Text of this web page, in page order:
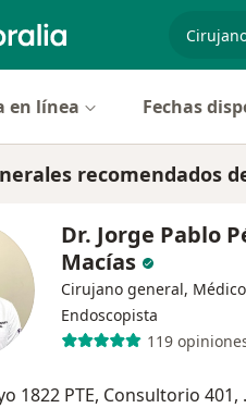
en línea Fechas
recomendados
Dr. Jorge Pablo
Macías
Cirujano general,
Endoscopista
119
15 de